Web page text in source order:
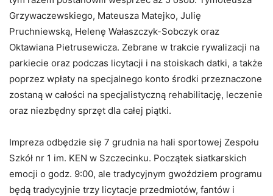
Grzywaczewskiego, Mateusza Matejko, Julię
Pruchniewską, Helenę Wałaszczyk-Sobczyk oraz
Oktawiana Pietrusewicza. Zebrane w trakcie rywalizacji na
parkiecie oraz podczas licytacji i na stoiskach datki, a także
poprzez wpłaty na specjalnego konto środki przeznaczone
zostaną w całości na specjalistyczną rehabilitację, leczenie
oraz niezbędny sprzęt dla całej piątki.
Impreza odbędzie się 7 grudnia na hali sportowej Zespołu
Szkół nr 1 im. KEN w Szczecinku. Początek siatkarskich
emocji o godz. 9:00, ale tradycyjnym gwoździem programu
będą tradycyjnie trzy licytacje przedmiotów, fantów i